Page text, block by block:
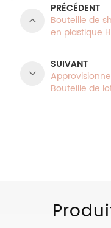
PRÉCÉDENT
Bouteille de
en plastique
SUIVANT
Bouteille de